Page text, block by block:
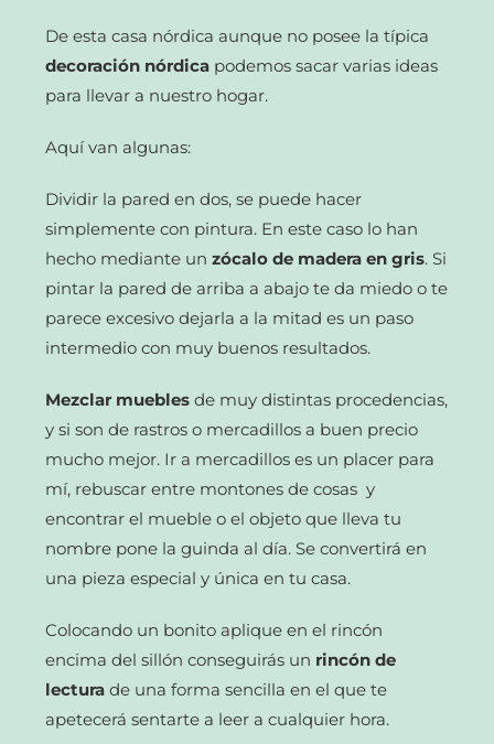
De esta casa nórdica aunque no posee la típica
decoración nórdica podemos sacar varias ideas
para llevar a nuestro hogar.
Aquí van algunas:
Dividir la pared en dos, se puede hacer
simplemente con pintura. En este caso lo han
hecho mediante unzócalo de madera en gris. Si
pintar la pared de arriba a abajo te da miedo o te
parece excesivo dejarla a la mitad es un paso
intermedio con muy buenos resultados.
Mezclar muebles de muy distintas procedencias,
y si son de rastros o mercadillos a buen precio
mucho mejor. Ir a mercadillos es un placer para
mí, rebuscar entre montones de cosas y
encontrar el mueble o el objeto que lleva tu
nombre pone la guinda al día. Se convertirá en
una pieza especial y única en tu casa.
Colocando un bonito aplique en el rincón
encima del sillón conseguirás un rincón de
lectura de una forma sencilla en el que te
apetecerá sentarte a leer a cualquier hora.